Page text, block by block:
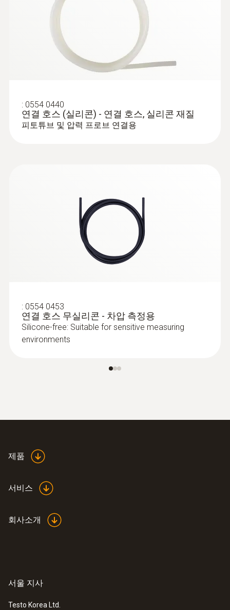
0602 1793
견고한 대기용 프로브, 열전대 K 타입
빠른 반응속도의 주걱 모양 표면 온도 프
로브(열전대 K타입) - 접근하기 어려운
좁은 지역이나 틈에서 믿을 수 있는 측정
: 0554 0440
연결 호스 (실리콘) - 연결 호스, 실리콘 재질
피토튜브 및 압력 프로브 연결용
: 0554 0453
연결 호스 무실리콘 - 차압 측정용
Silicone-free: Suitable for sensitive measuring
environments
제품
서비스
회사소개
서울 지사
Testo Korea Ltd.